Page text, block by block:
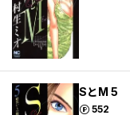
SとM 5
552
ポイント